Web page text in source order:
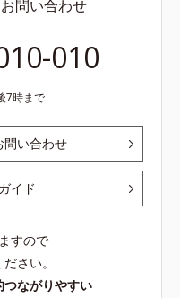
問い合わせ
010
7時まで
問い合わせ
イド
すので
さい。
ながりやすい